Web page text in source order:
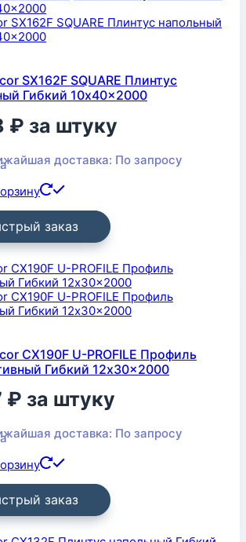
SX162F SQUARE Плинтус
Гибкий 10x40x2000
₽ за штуку
доставка: По запросу
заказ
CX190F U-PROFILE Профиль
Гибкий 12x30x2000
₽ за штуку
доставка: По запросу
заказ